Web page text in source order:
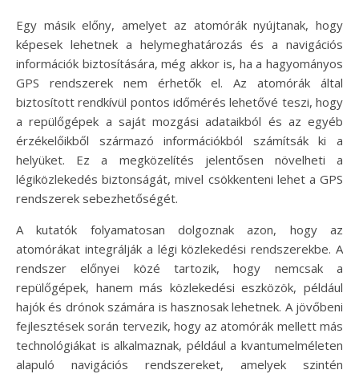
Egy másik előny, amelyet az atomórák nyújtanak, hogy
képesek lehetnek a helymeghatározás és a navigációs
információk biztosítására, még akkor is, ha a hagyományos
GPS rendszerek nem érhetők el. Az atomórák által
biztosított rendkívül pontos időmérés lehetővé teszi, hogy
a repülőgépek a saját mozgási adataikból és az egyéb
érzékelőikből származó információkból számítsák ki a
helyüket. Ez a megközelítés jelentősen növelheti a
légiközlekedés biztonságát, mivel csökkenteni lehet a GPS
rendszerek sebezhetőségét.
A kutatók folyamatosan dolgoznak azon, hogy az
atomórákat integrálják a légi közlekedési rendszerekbe. A
rendszer előnyei közé tartozik, hogy nemcsak a
repülőgépek, hanem más közlekedési eszközök, például
hajók és drónok számára is hasznosak lehetnek. A jövőbeni
fejlesztések során tervezik, hogy az atomórák mellett más
technológiákat is alkalmaznak, például a kvantumelméleten
alapuló navigációs rendszereket, amelyek szintén